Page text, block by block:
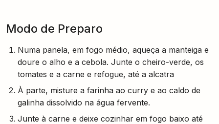
Modo de Preparo
Numa panela, em fogo médio, aqueça a manteiga e
doure o alho e a cebola. Junte o cheiro-verde, os
tomates e a carne e refogue, até a alcatra
À parte, misture a farinha ao curry e ao caldo de
galinha dissolvido na água fervente.
Junte à carne e deixe cozinhar em fogo baixo até